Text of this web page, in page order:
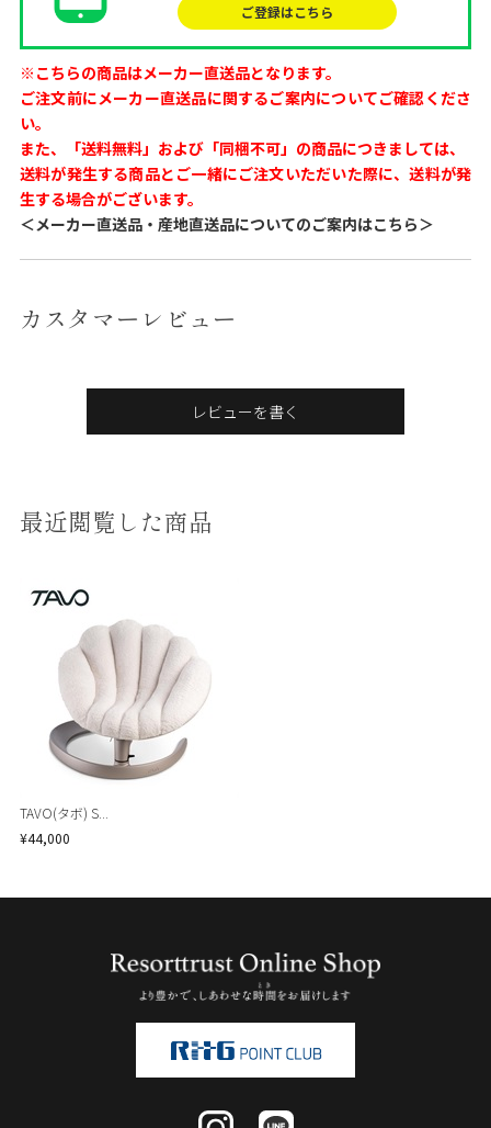
ご登録はこちら
※こちらの商品はメーカー直送品となります。
ご注文前にメーカー直送品に関するご案内についてご確認くださ
い。
また、「送料無料」および「同梱不可」の商品につきましては、
送料が発生する商品とご一緒にご注文いただいた際に、送料が発
生する場合がございます。
＜メーカー直送品・産地直送品についてのご案内はこちら＞
カスタマーレビュー
レビューを書く
最近閲覧した商品
TAVO(タボ) S...
¥44,000